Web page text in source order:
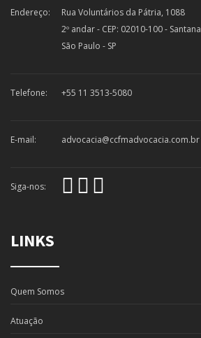
Endereço:
Rua Voluntários da Pátria, 1088
2º andar - CEP: 02010-100 - Santana
São Paulo - SP
Telefone: +55 11 3513-5080
E-mail: advocacia@ccfmadvocacia.com.br
Siga-nos:
LINKS
Quem Somos
Atuação